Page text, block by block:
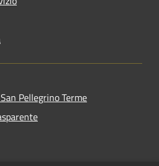
Pellegrino Terme